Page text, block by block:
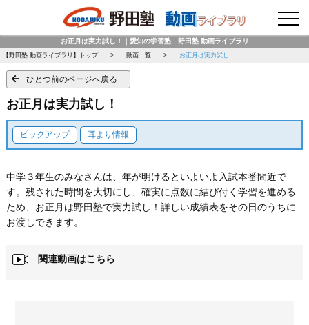
お正月は実力試し！｜愛知の学習塾 野田塾 動画ライブラリ
【野田塾 動画ライブラリ】トップ 動画一覧 お正月は実力試し！
ひとつ前のページへ戻る
お正月は実力試し！
ピックアップ 耳より情報
中学３年生のみなさんは、年が明けるといよいよ入試本番間近で
す。残された時間を大切にし、確実に点数に結び付く学習を進める
ため、お正月は野田塾で実力試し！詳しい成績表をその日のうちに
お渡しできます。
関連動画はこちら